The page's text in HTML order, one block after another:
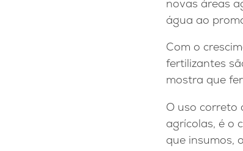
novas áreas
água ao
Com o
fertilizantes
mostra que
O uso correto
agrícolas, é o
que insumos,